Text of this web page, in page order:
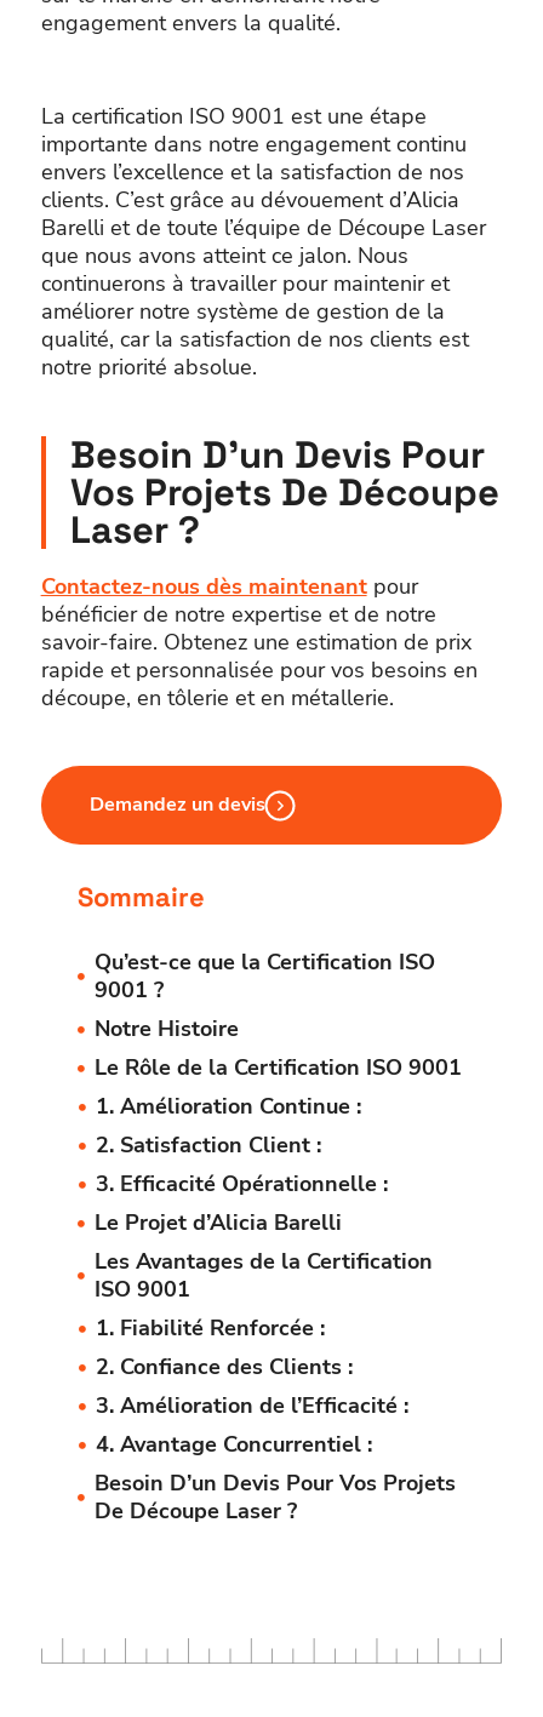
engagement envers la qualité.
La certification ISO 9001 est une étape
importante dans notre engagement continu
envers l’excellence et la satisfaction de nos
clients. C’est grâce au dévouement d’Alicia
Barelli et de toute l’équipe de Découpe Laser
que nous avons atteint ce jalon. Nous
continuerons à travailler pour maintenir et
améliorer notre système de gestion de la
qualité, car la satisfaction de nos clients est
notre priorité absolue.
Besoin D’un Devis Pour
Vos Projets De Découpe
Laser ?
Contactez-nous dès maintenantpour
bénéficier de notre expertise et de notre
savoir-faire. Obtenez une estimation de prix
rapide et personnalisée pour vos besoins en
découpe, en tôlerie et en métallerie.
Demandez un devis
Sommaire
Qu’est-ce que la Certification ISO
9001 ?
Notre Histoire
Le Rôle de la Certification ISO 9001
1. Amélioration Continue :
2. Satisfaction Client :
3. Efficacité Opérationnelle :
Le Projet d’Alicia Barelli
Les Avantages de la Certification
ISO 9001
1. Fiabilité Renforcée :
2. Confiance des Clients :
3. Amélioration de l’Efficacité :
4. Avantage Concurrentiel :
Besoin D’un Devis Pour Vos Projets
De Découpe Laser ?